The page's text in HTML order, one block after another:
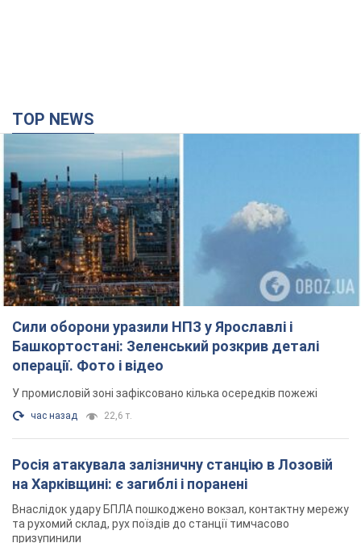
Сили оборони уразили НПЗ у Ярославлі і
Башкортостані: Зеленський розкрив деталі
операції. Фото і відео
У промисловій зоні зафіксовано кілька осередків пожежі
час назад 22,6 т.
Росія атакувала залізничну станцію в Лозовій
на Харківщині: є загиблі і поранені
Внаслідок удару БПЛА пошкоджено вокзал, контактну мережу
та рухомий склад, рух поїздів до станції тимчасово
призупинили
2 часа назад 2,6 т.
України у США Стефанішиній: що відомо про
справу
Суд не повністю задовольнив клопотання прокуратури
час назад